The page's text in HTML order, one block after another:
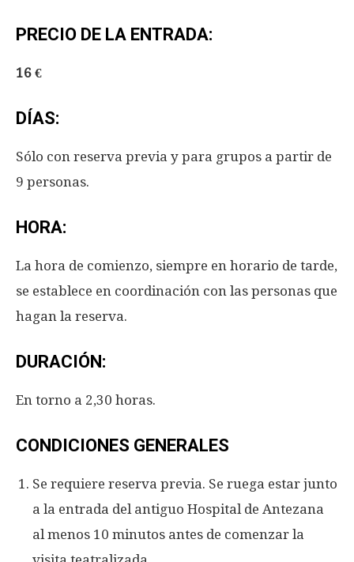
PRECIO DE LA ENTRADA:
16 €
DÍAS:
Sólo con reserva previa y para grupos a partir de
9 personas.
HORA:
La hora de comienzo, siempre en horario de tarde,
se establece en coordinación con las personas que
hagan la reserva.
DURACIÓN:
En torno a 2,30 horas.
CONDICIONES GENERALES
Se requiere reserva previa. Se ruega estar junto
a la entrada del antiguo Hospital de Antezana
al menos 10 minutos antes de comenzar la